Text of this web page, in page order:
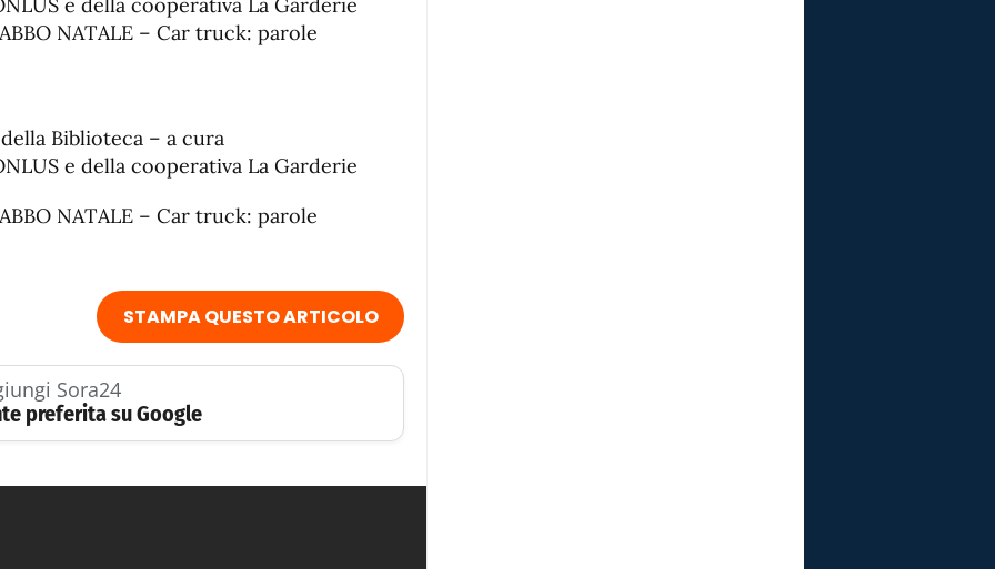
NATALE – Car truck: parole
Biblioteca – a cura
e della cooperativa La Garderie
NATALE – Car truck: parole
STAMPA QUESTO ARTICOLO
Sora24
preferita su Google